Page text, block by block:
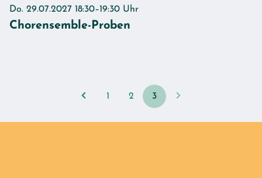
Do. 29.07.2027 18:30–19:30 Uhr
Chorensemble-Proben
1 2 3